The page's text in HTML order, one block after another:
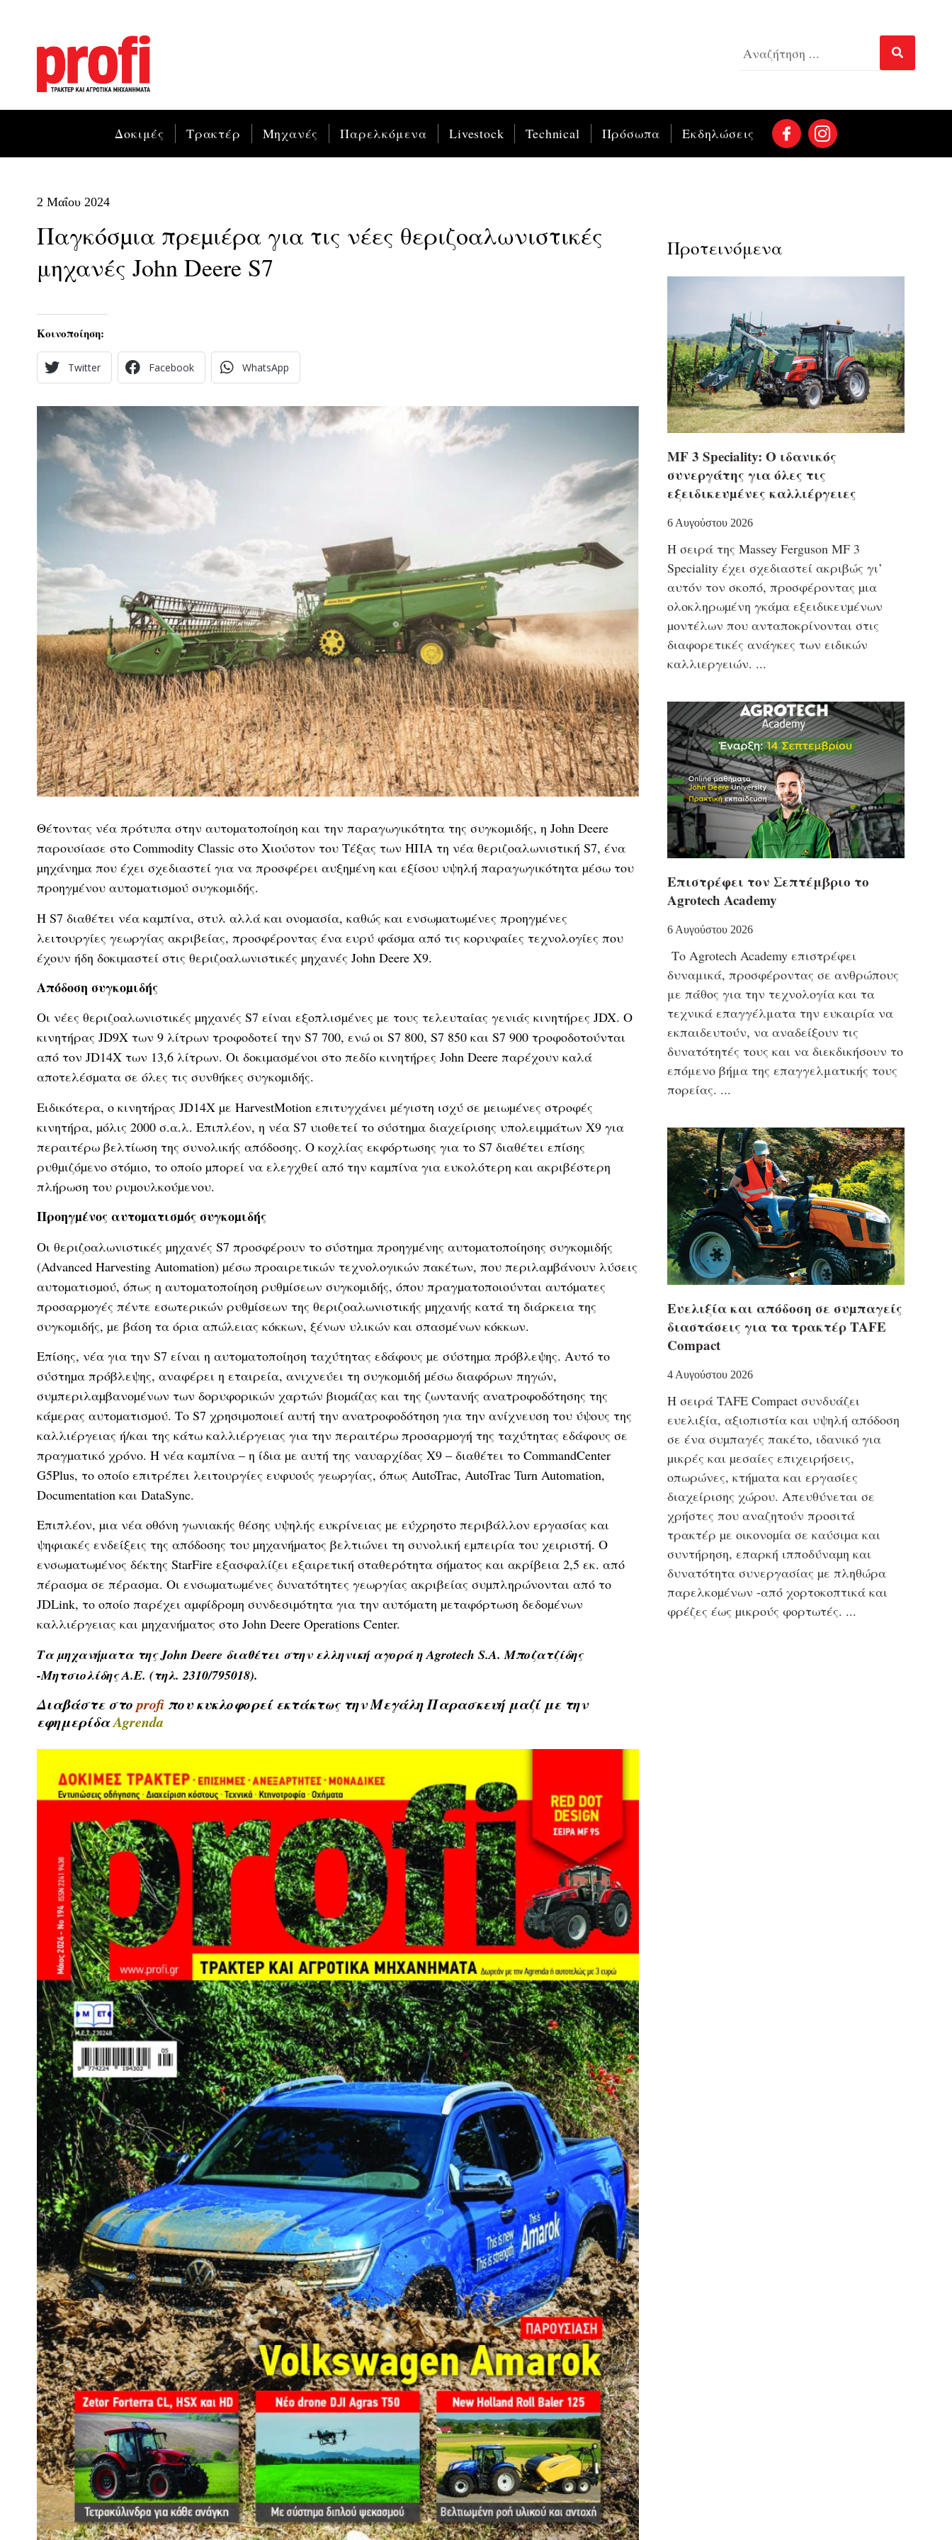
Δοκιμές Τρακτέρ Μηχανές Παρελκόμενα Livestock Technical Πρόσωπα Εκδηλώσεις
2 Μαΐου 2024
Παγκόσµια πρεµιέρα για τις νέες θεριζοαλωνιστικές
μηχανές John Deere S7
Κοινοποίηση:
Twitter Facebook WhatsApp
Θέτοντας νέα πρότυπα στην αυτοµατοποίηση και την παραγωγικότητα της συγκοµιδής, η John Deere
παρουσίασε στο Commodity Classic στο Χιούστον του Τέξας των ΗΠΑ τη νέα θεριζοαλωνιστική S7, ένα
µηχάνηµα που έχει σχεδιαστεί για να προσφέρει αυξηµένη και εξίσου υψηλή παραγωγικότητα µέσω του
προηγµένου αυτοµατισµού συγκοµιδής.
Η S7 διαθέτει νέα καµπίνα, στυλ αλλά και ονοµασία, καθώς και ενσωµατωµένες προηγµένες
λειτουργίες γεωργίας ακριβείας, προσφέροντας ένα ευρύ φάσµα από τις κορυφαίες τεχνολογίες που
έχουν ήδη δοκιµαστεί στις θεριζοαλωνιστικές µηχανές John Deere X9.
Απόδοση συγκοµιδής
Οι νέες θεριζοαλωνιστικές µηχανές S7 είναι εξοπλισµένες µε τους τελευταίας γενιάς κινητήρες JDX. Ο
κινητήρας JD9X των 9 λίτρων τροφοδοτεί την S7 700, ενώ οι S7 800, S7 850 και S7 900 τροφοδοτούνται
από τον JD14X των 13,6 λίτρων. Οι δοκιµασµένοι στο πεδίο κινητήρες John Deere παρέχουν καλά
αποτελέσµατα σε όλες τις συνθήκες συγκοµιδής.
Ειδικότερα, ο κινητήρας JD14X µε HarvestMotion επιτυγχάνει µέγιστη ισχύ σε µειωµένες στροφές
κινητήρα, µόλις 2000 σ.α.λ. Επιπλέον, η νέα S7 υιοθετεί το σύστηµα διαχείρισης υπολειµµάτων X9 για
περαιτέρω βελτίωση της συνολικής απόδοσης. Ο κοχλίας εκφόρτωσης για το S7 διαθέτει επίσης
ρυθµιζόµενο στόµιο, το οποίο µπορεί να ελεγχθεί από την καµπίνα για ευκολότερη και ακριβέστερη
πλήρωση του ρυµουλκούµενου.
Προηγµένος αυτοµατισµός συγκοµιδής
Οι θεριζοαλωνιστικές µηχανές S7 προσφέρουν το σύστηµα προηγµένης αυτοµατοποίησης συγκοµιδής
(Advanced Harvesting Automation) µέσω προαιρετικών τεχνολογικών πακέτων, που περιλαµβάνουν λύσεις
αυτοµατισµού, όπως η αυτοµατοποίηση ρυθµίσεων συγκοµιδής, όπου πραγµατοποιούνται αυτόµατες
προσαρµογές πέντε εσωτερικών ρυθµίσεων της θεριζοαλωνιστικής µηχανής κατά τη διάρκεια της
συγκοµιδής, µε βάση τα όρια απώλειας κόκκων, ξένων υλικών και σπασµένων κόκκων.
Επίσης, νέα για την S7 είναι η αυτοµατοποίηση ταχύτητας εδάφους µε σύστηµα πρόβλεψης. Αυτό το
σύστηµα πρόβλεψης, αναφέρει η εταιρεία, ανιχνεύει τη συγκοµιδή µέσω διαφόρων πηγών,
συµπεριλαµβανοµένων των δορυφορικών χαρτών βιοµάζας και της ζωντανής ανατροφοδότησης της
κάµερας αυτοµατισµού. Το S7 χρησιµοποιεί αυτή την ανατροφοδότηση για την ανίχνευση του ύψους της
καλλιέργειας ή/και της κάτω καλλιέργειας για την περαιτέρω προσαρµογή της ταχύτητας εδάφους σε
πραγµατικό χρόνο. Η νέα καµπίνα – η ίδια µε αυτή της ναυαρχίδας X9 – διαθέτει το CommandCenter
G5Plus, το οποίο επιτρέπει λειτουργίες ευφυούς γεωργίας, όπως AutoTrac, AutoTrac Turn Automation,
Documentation και DataSync.
Επιπλέον, µια νέα οθόνη γωνιακής θέσης υψηλής ευκρίνειας µε εύχρηστο περιβάλλον εργασίας και
ψηφιακές ενδείξεις της απόδοσης του µηχανήµατος βελτιώνει τη συνολική εµπειρία του χειριστή. Ο
ενσωµατωµένος δέκτης StarFire εξασφαλίζει εξαιρετική σταθερότητα σήµατος και ακρίβεια 2,5 εκ. από
πέρασµα σε πέρασµα. Οι ενσωµατωµένες δυνατότητες γεωργίας ακριβείας συµπληρώνονται από το
JDLink, το οποίο παρέχει αµφίδροµη συνδεσιµότητα για την αυτόµατη µεταφόρτωση δεδοµένων
καλλιέργειας και µηχανήµατος στο John Deere Operations Center.
Τα µηχανήµατα της John Deere διαθέτει στην ελληνική αγορά η Agrotech S.A. Μποζατζίδης
-Μητσιολίδης Α.Ε. (τηλ. 2310/795018).
Διαβάστε στοprofi που κυκλοφορεί εκτάκτως την Μεγάλη Παρασκευή μαζί με την
εφημερίδαAgrenda
Προτεινόμενα
MF 3 Speciality: Ο ιδανικός
συνεργάτης για όλες τις
εξειδικευµένες καλλιέργειες
6 Αυγούστου 2026
Η σειρά της Massey Ferguson MF 3
Speciality έχει σχεδιαστεί ακριβώς γι’
αυτόν τον σκοπό, προσφέροντας µια
ολοκληρωµένη γκάµα εξειδικευµένων
µοντέλων που ανταποκρίνονται στις
διαφορετικές ανάγκες των ειδικών
καλλιεργειών.
Επιστρέφει τον Σεπτέμβριο το
Agrotech Academy
6 Αυγούστου 2026
Το Agrotech Academy επιστρέφει
δυναμικά, προσφέροντας σε ανθρώπους
με πάθος για την τεχνολογία και τα
τεχνικά επαγγέλματα την ευκαιρία να
εκπαιδευτούν, να αναδείξουν τις
δυνατότητές τους και να διεκδικήσουν το
επόμενο βήμα της επαγγελματικής τους
πορείας.
Eυελιξία και απόδοση σε συµπαγείς
διαστάσεις για τα τρακτέρ TAFE
Compact
4 Αυγούστου 2026
Η σειρά TAFE Compact συνδυάζει
ευελιξία, αξιοπιστία και υψηλή απόδοση
σε ένα συµπαγές πακέτο, ιδανικό για
µικρές και µεσαίες επιχειρήσεις,
οπωρώνες, κτήµατα και εργασίες
διαχείρισης χώρου. Απευθύνεται σε
χρήστες που αναζητούν προσιτά
τρακτέρ µε οικονοµία σε καύσιµα και
συντήρηση, επαρκή ιπποδύναµη και
δυνατότητα συνεργασίας µε πληθώρα
παρελκοµένων -από χορτοκοπτικά και
φρέζες έως µικρούς φορτωτές.